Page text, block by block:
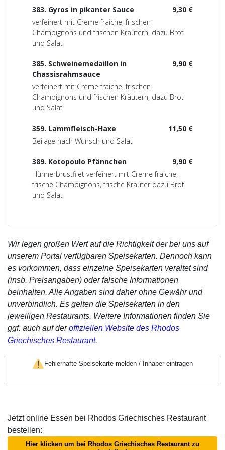
9,30 €
383. Gyros in pikanter Sauce
verfeinert mit Creme fraiche, frischen
Champignons und frischen Kräutern, dazu Brot
und Salat
9,90 €
385. Schweinemedaillon in
Chassisrahmsauce
verfeinert mit Creme fraiche, frischen
Champignons und frischen Kräutern, dazu Brot
und Salat
11,50 €
359. Lammfleisch-Haxe
Beilage nach Wunsch und Salat
9,90 €
389. Kotopoulo Pfännchen
Hühnerbrustfilet verfeinert mit Creme fraiche,
frische Champignons, frische Kräuter dazu Brot
und Salat
Wir legen großen Wert auf die Richtigkeit der bei uns auf
unserem Portal verfügbaren Speisekarten. Dennoch kann
es vorkommen, dass einzelne Speisekarten veraltet sind
(insb. Preisangaben) oder falsche Informationen
beinhalten. Alle Angaben sind daher ohne Gewähr und
unverbindlich. Es gelten die Speisekarten in den
jeweiligen Restaurants. Weitere Informationen finden Sie
ggf. auch auf deroffiziellen Website des Rhodos
Griechisches Restaurant.
Fehlerhafte Speisekarte melden / Inhaber eintragen
Jetzt online Essen bei Rhodos Griechisches Restaurant
bestellen:
Hier klicken um bei Rhodos Griechisches Restaurant zu